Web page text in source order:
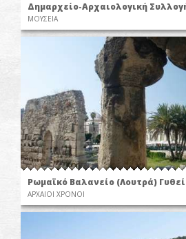
Δημαρχείο-Αρχαιολογική
ΜΟΥΣΕΙΑ
Ρωμαϊκό Βαλανείο (Λουτρά)
ΑΡΧΑΙΟΙ ΧΡΟΝΟΙ